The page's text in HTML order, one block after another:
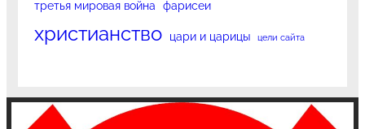
третья мировая война
фарисеи
христианство цари и царицы цели сайта